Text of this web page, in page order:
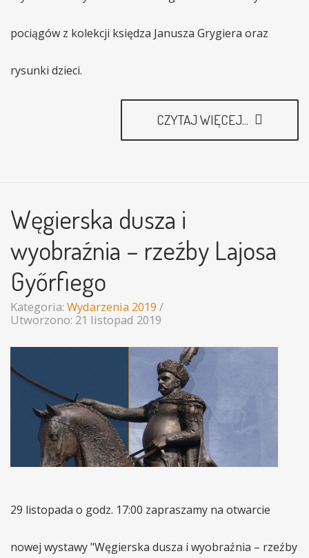
pociągów z kolekcji księdza Janusza Grygiera oraz
rysunki dzieci.
CZYTAJ WIĘCEJ...
Węgierska dusza i
wyobraźnia – rzeźby Lajosa
Győrfiego
Kategoria: Wydarzenia 2019
Utworzono: 21 listopad 2019
29 listopada o godz. 17:00 zapraszamy na otwarcie
nowej wystawy "Węgierska dusza i wyobraźnia – rzeźby